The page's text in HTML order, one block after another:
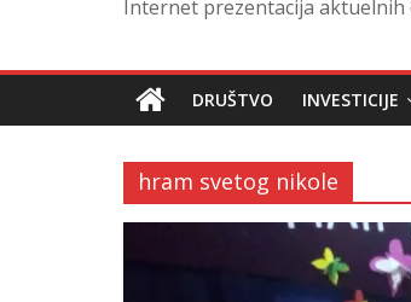
Internet prezentacija aktuelnih
DRUŠTVO INVESTICIJE
hram svetog nikole